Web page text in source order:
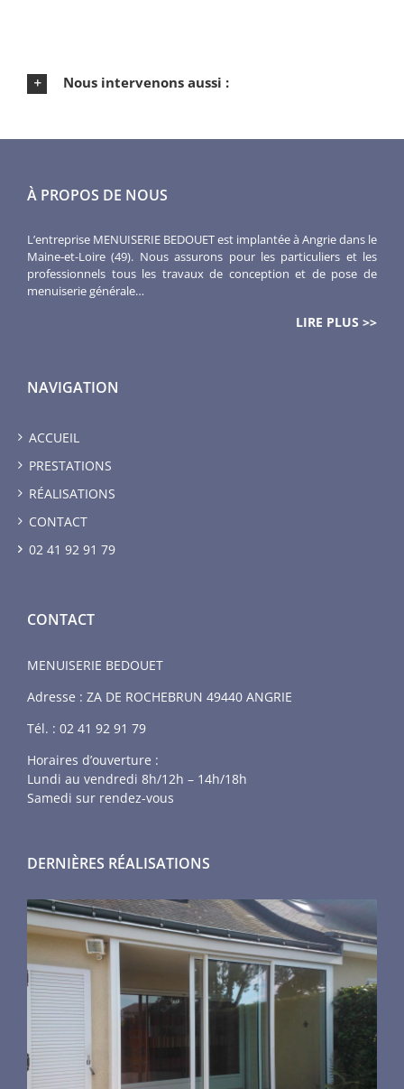
Nous intervenons aussi :
À PROPOS DE NOUS
L’entreprise MENUISERIE BEDOUET est implantée à Angrie dans le
Maine-et-Loire (49). Nous assurons pour les particuliers et les
professionnels tous les travaux de conception et de pose de
menuiserie générale…
LIRE PLUS >>
NAVIGATION
ACCUEIL
PRESTATIONS
RÉALISATIONS
CONTACT
02 41 92 91 79
CONTACT
MENUISERIE BEDOUET
Adresse : ZA DE ROCHEBRUN 49440 ANGRIE
Tél. : 02 41 92 91 79
Horaires d’ouverture :
Lundi au vendredi 8h/12h – 14h/18h
Samedi sur rendez-vous
DERNIÈRES RÉALISATIONS